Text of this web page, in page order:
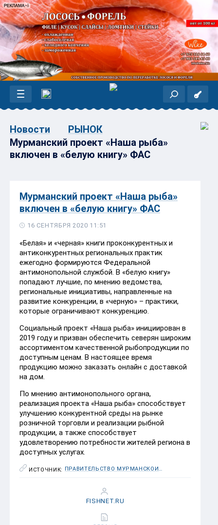
Новости
РЫНОК
Мурманский проект «Наша рыба»
включен в «белую книгу» ФАС
Мурманский проект «Наша рыба»
включен в «белую книгу» ФАС
16 СЕНТЯБРЯ 2020 11:51
«Белая» и «черная» книги проконкурентных и
антиконкурентных региональных практик
ежегодно формируются Федеральной
антимонопольной службой. В «белую книгу»
попадают лучшие, по мнению ведомства,
региональные инициативы, направленные на
развитие конкуренции, в «черную» – практики,
которые ограничивают конкуренцию.
Социальный проект «Наша рыба» инициирован в
2019 году и призван обеспечить северян широким
ассортиментом качественной рыбопродукции по
доступным ценам. В настоящее время
продукцию можно заказать онлайн с доставкой
на дом.
По мнению антимонопольного органа,
реализация проекта «Наша рыба» способствует
улучшению конкурентной среды на рынке
розничной торговли и реализации рыбной
продукции, а также способствует
удовлетворению потребности жителей региона в
доступных услугах.
ИСТОЧНИК: ПРАВИТЕЛЬСТВО МУРМАНСКОЙ ОБЛАСТИ
FISHNET.RU